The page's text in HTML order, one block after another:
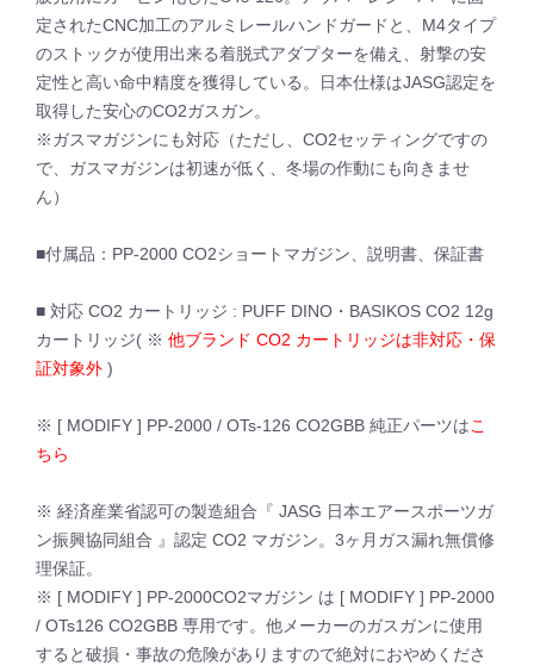
定されたCNC加工のアルミレールハンドガードと、M4タイプ
のストックが使用出来る着脱式アダプターを備え、射撃の安
定性と高い命中精度を獲得している。日本仕様はJASG認定を
取得した安心のCO2ガスガン。
※ガスマガジンにも対応（ただし、CO2セッティングですの
で、ガスマガジンは初速が低く、冬場の作動にも向きませ
ん）
■付属品：PP-2000 CO2ショートマガジン、説明書、保証書
■ 対応 CO2 カートリッジ : PUFF DINO・BASIKOS CO2 12g
カートリッジ( ※ 他ブランド CO2 カートリッジは非対応・保
証対象外 )
※ [ MODIFY ] PP-2000 / OTs-126 CO2GBB 純正パーツはこ
ちら
※ 経済産業省認可の製造組合『 JASG 日本エアースポーツガ
ン振興協同組合 』認定 CO2 マガジン。3ヶ月ガス漏れ無償修
理保証。
※ [ MODIFY ] PP-2000CO2マガジン は [ MODIFY ] PP-2000
/ OTs126 CO2GBB 専用です。他メーカーのガスガンに使用
すると破損・事故の危険がありますので絶対におやめくださ